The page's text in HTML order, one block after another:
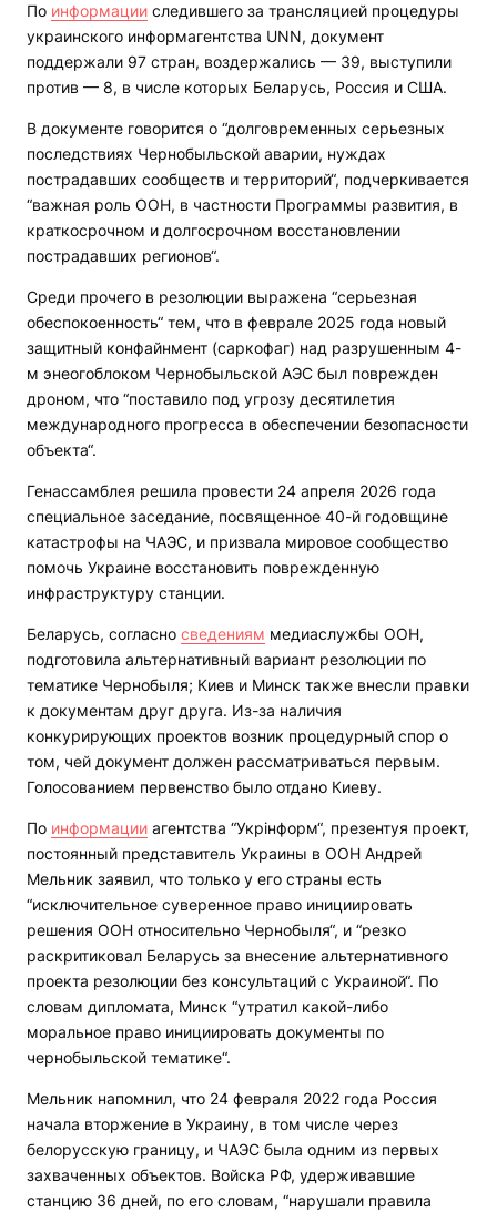
По информации следившего за трансляцией процедуры
украинского информагентства UNN, документ
поддержали 97 стран, воздержались — 39, выступили
против — 8, в числе которых Беларусь, Россия и США.
В документе говорится о “долговременных серьезных
последствиях Чернобыльской аварии, нуждах
пострадавших сообществ и территорий“, подчеркивается
“важная роль ООН, в частности Программы развития, в
краткосрочном и долгосрочном восстановлении
пострадавших регионов“.
Среди прочего в резолюции выражена “серьезная
обеспокоенность“ тем, что в феврале 2025 года новый
защитный конфайнмент (саркофаг) над разрушенным 4-
м энеогоблоком Чернобыльской АЭС был поврежден
дроном, что “поставило под угрозу десятилетия
международного прогресса в обеспечении безопасности
объекта“.
Генассамблея решила провести 24 апреля 2026 года
специальное заседание, посвященное 40-й годовщине
катастрофы на ЧАЭС, и призвала мировое сообщество
помочь Украине восстановить поврежденную
инфраструктуру станции.
Беларусь, согласно сведениям медиаслужбы ООН,
подготовила альтернативный вариант резолюции по
тематике Чернобыля; Киев и Минск также внесли правки
к документам друг друга. Из-за наличия
конкурирующих проектов возник процедурный спор о
том, чей документ должен рассматриваться первым.
Голосованием первенство было отдано Киеву.
По информации агентства “Укрінформ“, презентуя проект,
постоянный представитель Украины в ООН Андрей
Мельник заявил, что только у его страны есть
“исключительное суверенное право инициировать
решения ООН относительно Чернобыля“, и “резко
раскритиковал Беларусь за внесение альтернативного
проекта резолюции без консультаций с Украиной“. По
словам дипломата, Минск “утратил какой-либо
моральное право инициировать документы по
чернобыльской тематике“.
Мельник напомнил, что 24 февраля 2022 года Россия
начала вторжение в Украину, в том числе через
белорусскую границу, и ЧАЭС была одним из первых
захваченных объектов. Войска РФ, удерживавшие
станцию 36 дней, по его словам, “нарушали правила